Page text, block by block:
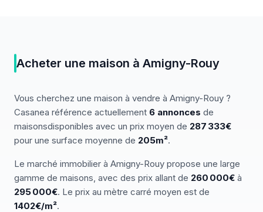
Acheter une maison à Amigny-Rouy
Vous cherchez une maison à vendre à Amigny-Rouy ?
Casanea référence actuellement 6 annonces de
maisonsdisponibles avec un prix moyen de 287 333€
pour une surface moyenne de 205m².
Le marché immobilier à Amigny-Rouy propose une large
gamme de maisons, avec des prix allant de 260 000€ à
295 000€. Le prix au mètre carré moyen est de
1402€/m².